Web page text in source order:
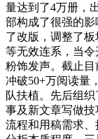
量达到了4万册，
部构成了很强的
了改版，调整了
等无效连系，当
粉饰发声。截止目
冲破50+万阅读量
队扶植。先后组
事及新文章写做
流程和用稿需求